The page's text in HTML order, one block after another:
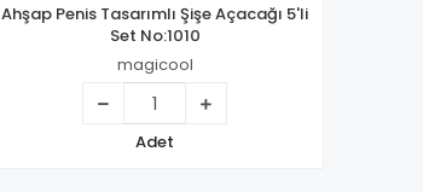
Ahşap Penis Tasarımlı Şişe Açacağı 5'li
Set No:1010
magicool
Adet